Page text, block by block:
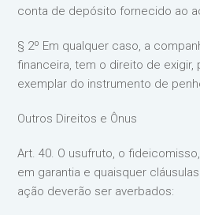
conta de depósito fornecido ao
§ 2º Em qualquer caso, a
financeira, tem o direito de exigir,
exemplar do instrumento de
Outros Direitos e Ônus
Art. 40. O usufruto, o
em garantia e quaisquer
ação deverão ser averbados: